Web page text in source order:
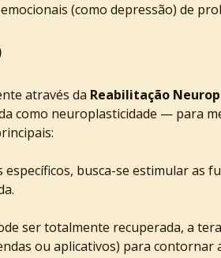
(como depressão) de
através da Reabilitação
como neuroplasticidade — para
específicos, busca-se estimular as
ser totalmente recuperada, a
ou aplicativos) para contornar